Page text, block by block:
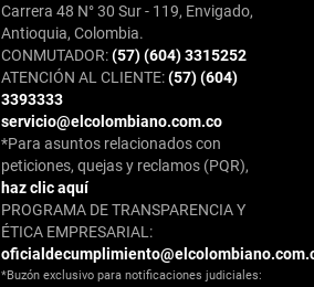
Carrera 48 N° 30 Sur - 119, Envigado,
Antioquia, Colombia.
CONMUTADOR:(57) (604) 3315252
ATENCIÓN AL CLIENTE:(57) (604)
3393333
servicio@elcolombiano.com.co
*Para asuntos relacionados con
peticiones, quejas y reclamos (PQR),
haz clic aquí
PROGRAMA DE TRANSPARENCIA Y
ÉTICA EMPRESARIAL:
*Buzón exclusivo para notificaciones judiciales: